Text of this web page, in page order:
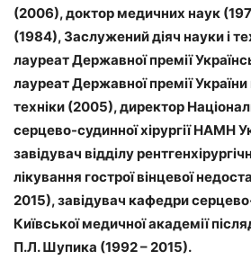
(2006), доктор медичних наук
(1984), Заслужений діяч науки і
лауреат Державної премії
лауреат Державної премії України
техніки (2005), директор
серцево-судинної хірургії НАМН
завідувач відділу
лікування гострої вінцевої
2015), завідувач кафедри серцево-
Київської медичної академії
П.Л. Шупика (1992 – 2015).